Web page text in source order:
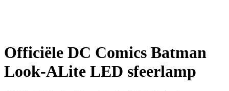
Officiële DC Comics Batman
Look-ALite LED sfeerlamp